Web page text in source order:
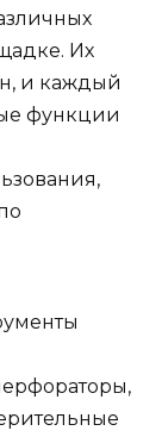
Их
и каждый
функции